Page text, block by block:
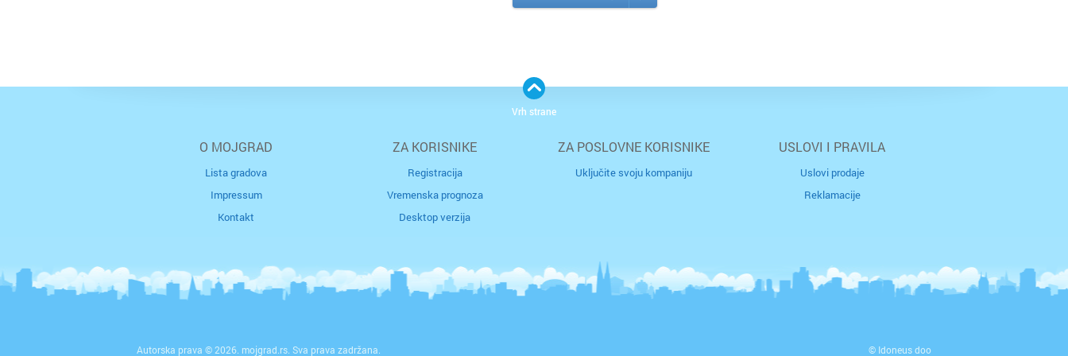
O MOJGRAD
Lista gradova
Impressum
Kontakt
ZA KORISNIKE
Registracija
Vremenska prognoza
Desktop verzija
ZA POSLOVNE KORISNIKE
Uključite svoju kompaniju
USLOVI I PRAVILA
Uslovi prodaje
Reklamacije
Autorska prava © 2026. mojgrad.rs. Sva prava zadržana. © Idoneus doo
Vrh strane